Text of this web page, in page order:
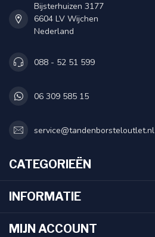
Bijsterhuizen 3177
6604 LV Wijchen
Nederland
088 - 52 51 599
06 309 585 15
service@tandenborsteloutlet.nl
CATEGORIEËN
INFORMATIE
MIJN ACCOUNT